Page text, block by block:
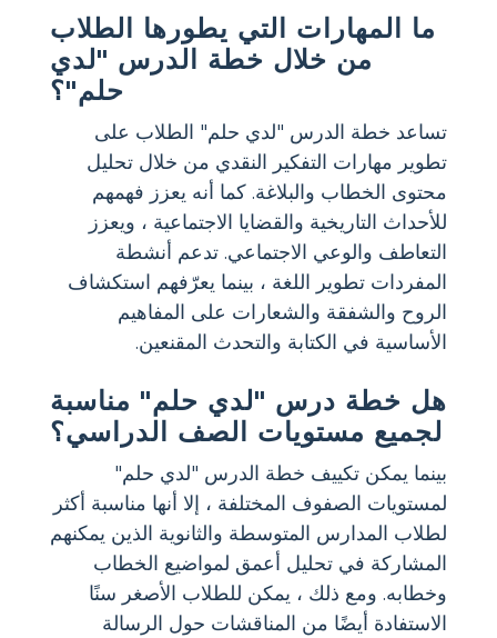
ما المهارات التي يطورها الطلاب
من خلال خطة الدرس "لدي
حلم"؟
تساعد خطة الدرس "لدي حلم" الطلاب على
تطوير مهارات التفكير النقدي من خلال تحليل
محتوى الخطاب والبلاغة. كما أنه يعزز فهمهم
للأحداث التاريخية والقضايا الاجتماعية ، ويعزز
التعاطف والوعي الاجتماعي. تدعم أنشطة
المفردات تطوير اللغة ، بينما يعرّفهم استكشاف
الروح والشفقة والشعارات على المفاهيم
الأساسية في الكتابة والتحدث المقنعين.
هل خطة درس "لدي حلم" مناسبة
لجميع مستويات الصف الدراسي؟
بينما يمكن تكييف خطة الدرس "لدي حلم"
لمستويات الصفوف المختلفة ، إلا أنها مناسبة أكثر
لطلاب المدارس المتوسطة والثانوية الذين يمكنهم
المشاركة في تحليل أعمق لمواضيع الخطاب
وخطابه. ومع ذلك ، يمكن للطلاب الأصغر سنًا
الاستفادة أيضًا من المناقشات حول الرسالة